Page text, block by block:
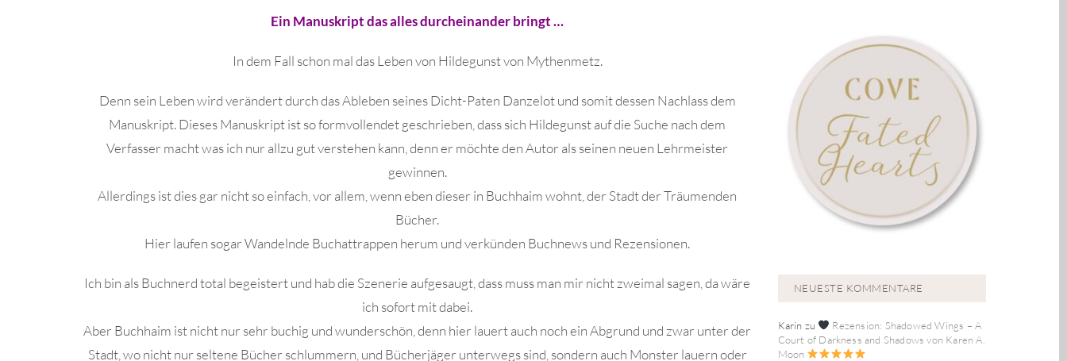
Ein Manuskript das alles durcheinander bringt …
In dem Fall schon mal das Leben von Hildegunst von Mythenmetz.
Denn sein Leben wird verändert durch das Ableben seines Dicht-Paten Danzelot und somit dessen Nachlass dem
Manuskript. Dieses Manuskript ist so formvollendet geschrieben, dass sich Hildegunst auf die Suche nach dem
Verfasser macht was ich nur allzu gut verstehen kann, denn er möchte den Autor als seinen neuen Lehrmeister
gewinnen.
Allerdings ist dies gar nicht so einfach, vor allem, wenn eben dieser in Buchhaim wohnt, der Stadt der Träumenden
Bücher.
Hier laufen sogar Wandelnde Buchattrappen herum und verkünden Buchnews und Rezensionen.
Ich bin als Buchnerd total begeistert und hab die Szenerie aufgesaugt, dass muss man mir nicht zweimal sagen, da wäre
ich sofort mit dabei.
Aber Buchhaim ist nicht nur sehr buchig und wunderschön, denn hier lauert auch noch ein Abgrund und zwar unter der
Stadt, wo nicht nur seltene Bücher schlummern, und Bücherjäger unterwegs sind, sondern auch Monster lauern oder
NEUESTE KOMMENTARE
Karin zu
Rezension: Shadowed Wings – A
Court of Darkness and Shadows von Karen A.
Moon